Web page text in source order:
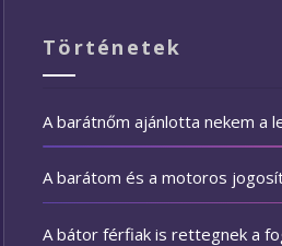
Történetek
A barátnőm ajánlotta nekem a
A barátom és a motoros
A bátor férfiak is rettegnek a